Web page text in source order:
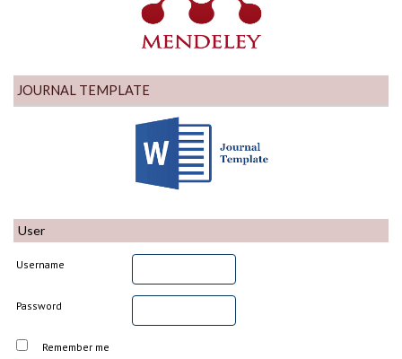
JOURNAL TEMPLATE
User
Username
Password
Remember me